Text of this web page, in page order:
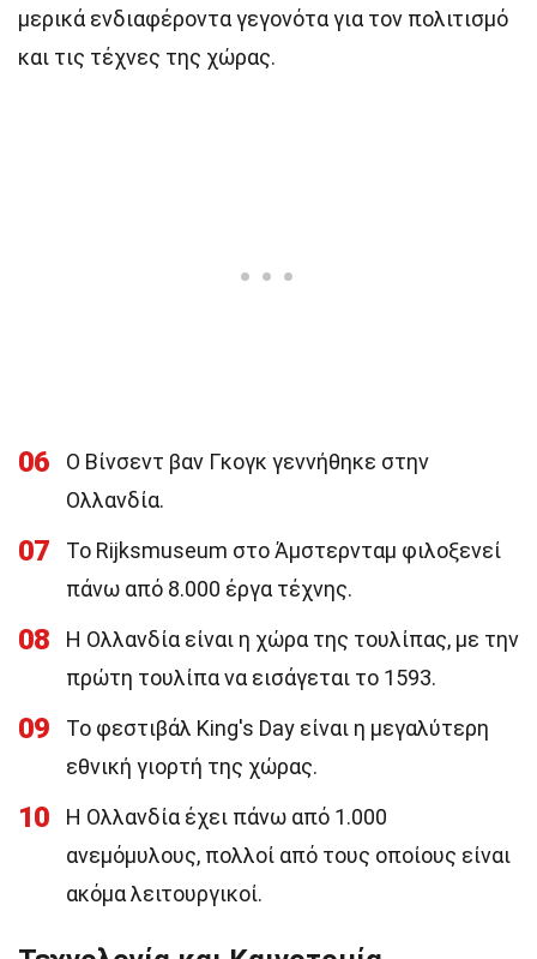
μερικά ενδιαφέροντα γεγονότα για τον πολιτισμό
και τις τέχνες της χώρας.
06
Ο Βίνσεντ βαν Γκογκ γεννήθηκε στην
Ολλανδία.
07
Το Rijksmuseum στο Άμστερνταμ φιλοξενεί
πάνω από 8.000 έργα τέχνης.
08
Η Ολλανδία είναι η χώρα της τουλίπας, με την
πρώτη τουλίπα να εισάγεται το 1593.
09
Το φεστιβάλ King's Day είναι η μεγαλύτερη
εθνική γιορτή της χώρας.
10
Η Ολλανδία έχει πάνω από 1.000
ανεμόμυλους, πολλοί από τους οποίους είναι
ακόμα λειτουργικοί.